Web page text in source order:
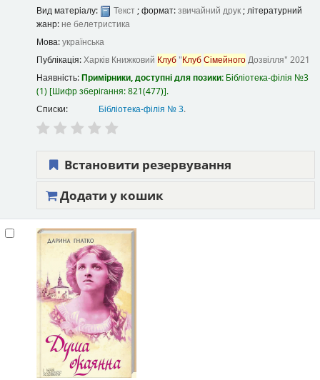
Вид матеріалу: Текст; формат:звичайний друк; літературний
жанр: не белетристика
Мова:українська
Публікація:Харків Книжковий Клуб"КлубСімейногоДозвілля" 2021
Наявність:Примірники, доступні для позики: Бібліотека-філія №3
(1) Шифр зберігання:821(477) .
Списки:
Бібліотека-філія № 3.
Встановити резервування
Додати у кошик